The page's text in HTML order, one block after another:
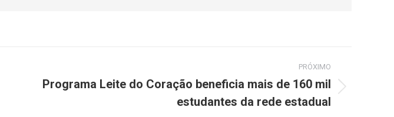
PRÓXIMO
Programa Leite do Coração beneficia mais de 160 mil
estudantes da rede estadual